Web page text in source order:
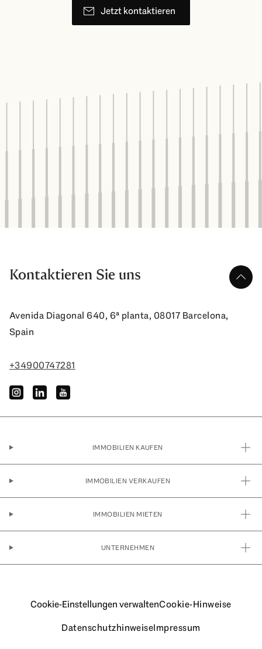
Jetzt kontaktieren
Kontaktieren Sie uns nach
Avenida Diagonal 640, 6ª planta, 08017 Barcelona,
Spain
+34900747281
instagramlinkedinyoutube
IMMOBILIEN KAUFEN
IMMOBILIEN VERKAUFEN
IMMOBILIEN MIETEN
UNTERNEHMEN
Cookie-Einstellungen verwaltenCookie-Hinweise
DatenschutzhinweiseImpressum